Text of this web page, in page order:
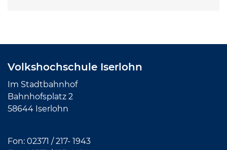
Volkshochschule Iserlohn
Im Stadtbahnhof
Bahnhofsplatz 2
58644 Iserlohn
Fon: 02371 / 217- 1943